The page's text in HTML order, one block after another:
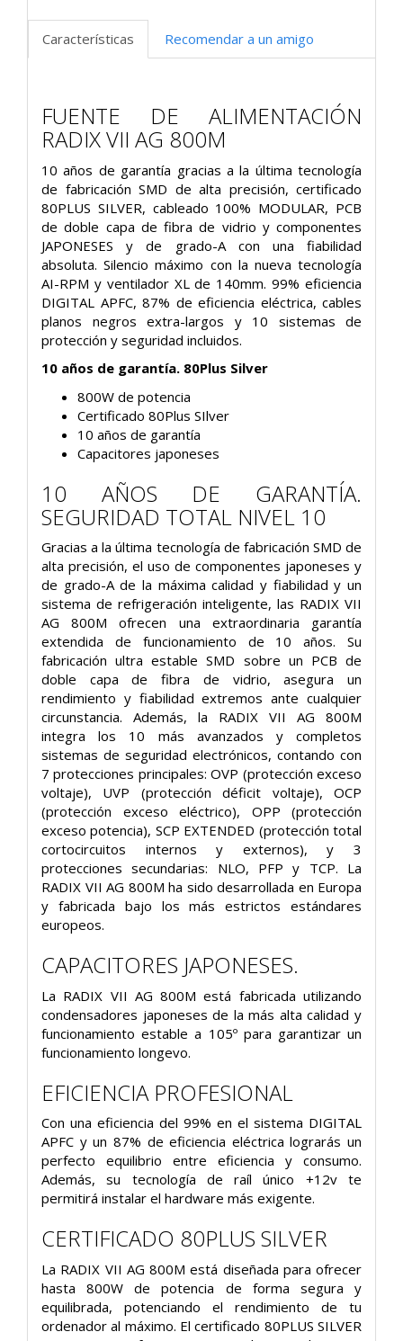
Características Recomendar a un amigo
FUENTE DE ALIMENTACIÓN
RADIX VII AG 800M
10 años de garantía gracias a la última tecnología
de fabricación SMD de alta precisión, certificado
80PLUS SILVER, cableado 100% MODULAR, PCB
de doble capa de fibra de vidrio y componentes
JAPONESES y de grado-A con una fiabilidad
absoluta. Silencio máximo con la nueva tecnología
AI-RPM y ventilador XL de 140mm. 99% eficiencia
DIGITAL APFC, 87% de eficiencia eléctrica, cables
planos negros extra-largos y 10 sistemas de
protección y seguridad incluidos.
10 años de garantía. 80Plus Silver
800W de potencia
Certificado 80Plus SIlver
10 años de garantía
Capacitores japoneses
10 AÑOS DE GARANTÍA.
SEGURIDAD TOTAL NIVEL 10
Gracias a la última tecnología de fabricación SMD de
alta precisión, el uso de componentes japoneses y
de grado-A de la máxima calidad y fiabilidad y un
sistema de refrigeración inteligente, las RADIX VII
AG 800M ofrecen una extraordinaria garantía
extendida de funcionamiento de 10 años. Su
fabricación ultra estable SMD sobre un PCB de
doble capa de fibra de vidrio, asegura un
rendimiento y fiabilidad extremos ante cualquier
circunstancia. Además, la RADIX VII AG 800M
integra los 10 más avanzados y completos
sistemas de seguridad electrónicos, contando con
7 protecciones principales: OVP (protección exceso
voltaje), UVP (protección déficit voltaje), OCP
(protección exceso eléctrico), OPP (protección
exceso potencia), SCP EXTENDED (protección total
cortocircuitos internos y externos), y 3
protecciones secundarias: NLO, PFP y TCP. La
RADIX VII AG 800M ha sido desarrollada en Europa
y fabricada bajo los más estrictos estándares
europeos.
CAPACITORES JAPONESES.
La RADIX VII AG 800M está fabricada utilizando
condensadores japoneses de la más alta calidad y
funcionamiento estable a 105º para garantizar un
funcionamiento longevo.
EFICIENCIA PROFESIONAL
Con una eficiencia del 99% en el sistema DIGITAL
APFC y un 87% de eficiencia eléctrica lograrás un
perfecto equilibrio entre eficiencia y consumo.
Además, su tecnología de raíl único +12v te
permitirá instalar el hardware más exigente.
CERTIFICADO 80PLUS SILVER
La RADIX VII AG 800M está diseñada para ofrecer
hasta 800W de potencia de forma segura y
equilibrada, potenciando el rendimiento de tu
ordenador al máximo. El certificado 80PLUS SILVER